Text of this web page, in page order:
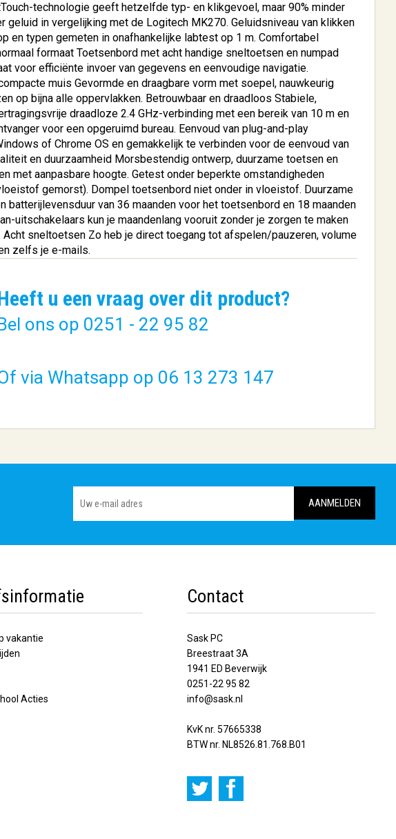
Sharkoon Skiller SGH30
Headset B...
41,48
BESTELLEN
HP V24i G5 | 24" Full HD |
1920x...
€ 108,51
BESTELLEN
technologie geeft hetzelfde typ- en klikgevoel, maar 90% minder
geluid in vergelijking met de Logitech MK270. Geluidsniveau van klikken
en typen gemeten in onafhankelijke labtest op 1 m. Comfortabel
formaat Toetsenbord met acht handige sneltoetsen en numpad
voor efficiënte invoer van gegevens en eenvoudige navigatie.
muis Gevormde en draagbare vorm met soepel, nauwkeurig
op bijna alle oppervlakken. Betrouwbaar en draadloos Stabiele,
draadloze 2.4 GHz-verbinding met een bereik van 10 m en
voor een opgeruimd bureau. Eenvoud van plug-and-play
of Chrome OS en gemakkelijk te verbinden voor de eenvoud van
en duurzaamheid Morsbestendig ontwerp, duurzame toetsen en
met aanpasbare hoogte. Getest onder beperkte omstandigheden
gemorst). Dompel toetsenbord niet onder in vloeistof. Duurzame
batterijlevensduur van 36 maanden voor het toetsenbord en 18 maanden
uitschakelaars kun je maandenlang vooruit zonder je zorgen te maken
Acht sneltoetsen Zo heb je direct toegang tot afspelen/pauzeren, volume
zelfs je e-mails.
u een vraag over dit product?
ons op 0251 - 22 95 82
via Whatsapp op 06 13 273 147
vakantie
Acties
Contact
Sask PC
Breestraat 3A
1941 ED Beverwijk
0251-22 95 82
info@sask.nl
KvK nr. 57665338
BTW nr. NL8526.81.768.B01